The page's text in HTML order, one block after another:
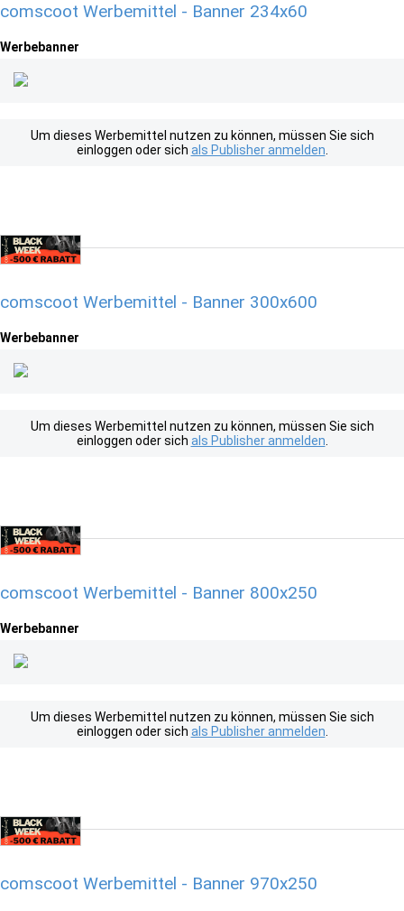
comscoot Werbemittel - Banner 234x60
Werbebanner
Um dieses Werbemittel nutzen zu können, müssen Sie sich
einloggen oder sich als Publisher anmelden
comscoot Werbemittel - Banner 300x600
Werbebanner
Um dieses Werbemittel nutzen zu können, müssen Sie sich
einloggen oder sich als Publisher anmelden
comscoot Werbemittel - Banner 800x250
Werbebanner
Um dieses Werbemittel nutzen zu können, müssen Sie sich
einloggen oder sich als Publisher anmelden
comscoot Werbemittel - Banner 970x250